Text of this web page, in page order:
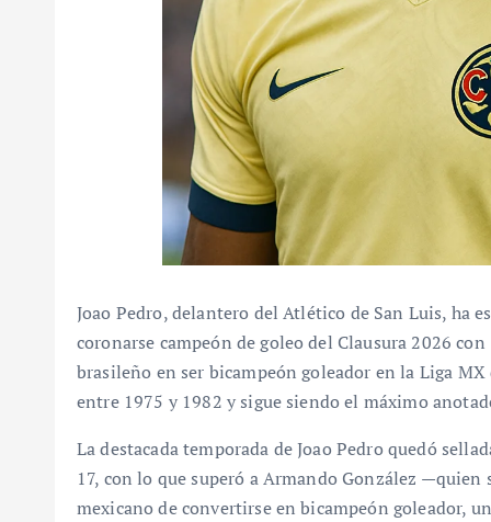
Joao Pedro, delantero del Atlético de San Luis, ha
coronarse campeón de goleo del Clausura 2026
brasileño en ser bicampeón goleador en la Liga
entre 1975 y 1982 y sigue siendo el máximo
La destacada temporada de Joao Pedro quedó
17, con lo que superó a Armando González
mexicano de convertirse en bicampeón goleador,